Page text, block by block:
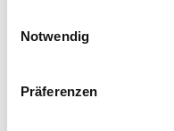
Trigger Symbol ändern
Informationen
Notwendig
Präferenzen
corrisponde ai tuoi filtri di